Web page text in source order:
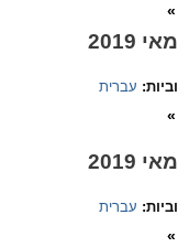
»
עברית
»
עברית
»